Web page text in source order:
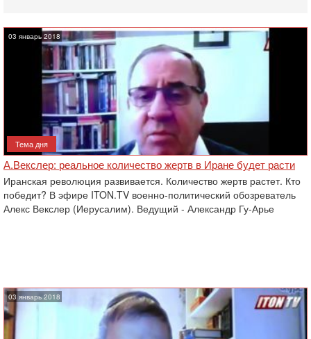
03 январь 2018
Тема дня
А.Векслер: реальное количество жертв в Иране будет расти
Иранская революция развивается. Количество жертв растет. Кто
победит? В эфире ITON.TV военно-политический обозреватель
Алекс Векслер (Иерусалим). Ведущий - Александр Гу-Арье
03 январь 2018